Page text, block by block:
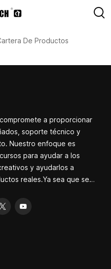
De Productos
a proporcionar
soporte técnico y
Nuestro enfoque es
para ayudar a los
y ayudarlos a
reales.Ya sea que se
creativo, las pequeñas
permitirle satisfacer sus
rápida y
centros de
domésticas, pequeños